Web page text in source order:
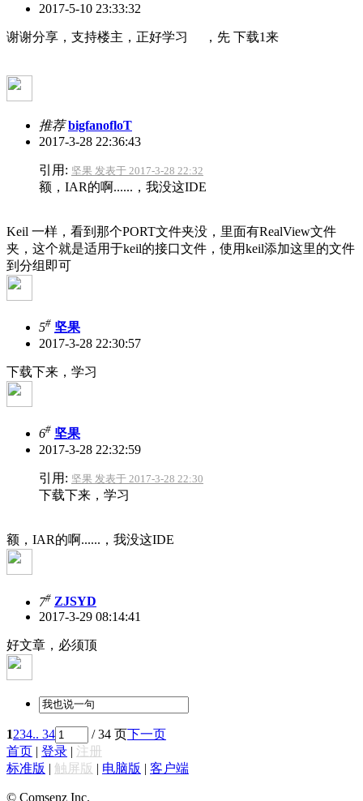
2017-5-10 23:33:32
谢谢分享，支持楼主，正好学习 ，先 下载1来
推荐bigfanofloT
2017-3-28 22:36:43
引用: 坚果 发表于 2017-3-28 22:32
额，IAR的啊......，我没这IDE
Keil 一样，看到那个PORT文件夹没，里面有RealView文件
夹，这个就是适用于keil的接口文件，使用keil添加这里的文件
到分组即可
5# 坚果
2017-3-28 22:30:57
下载下来，学习
6# 坚果
2017-3-28 22:32:59
引用: 坚果 发表于 2017-3-28 22:30
下载下来，学习
额，IAR的啊......，我没这IDE
7# ZJSYD
2017-3-29 08:14:41
好文章，必须顶
1234.. 34 / 34 页下一页
首页 | 登录 | 注册
标准版 | 触屏版 | 电脑版 | 客户端
© Comsenz Inc.